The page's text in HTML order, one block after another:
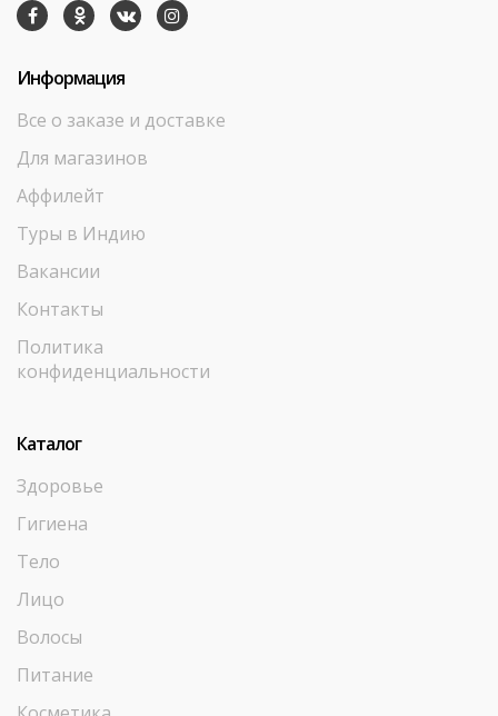
Информация
Все о заказе и доставке
Для магазинов
Аффилейт
Туры в Индию
Вакансии
Контакты
Политика
конфиденциальности
Каталог
Здоровье
Гигиена
Тело
Лицо
Волосы
Питание